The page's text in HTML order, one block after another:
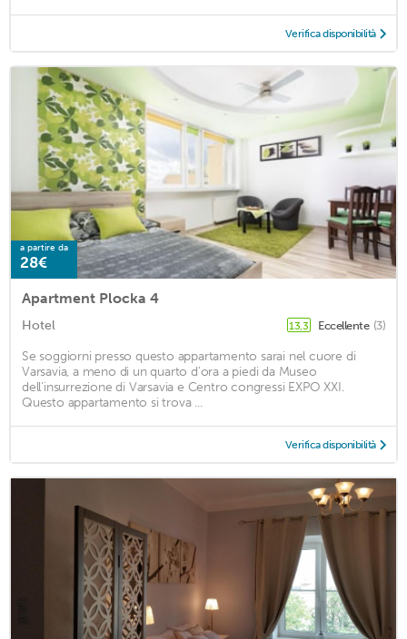
Verifica disponibilità
a partire da
28€
Apartment Plocka 4
Hotel 13,3 Eccellente (3)
Se soggiorni presso questo appartamento sarai nel cuore di
Varsavia, a meno di un quarto d'ora a piedi da Museo
dell'insurrezione di Varsavia e Centro congressi EXPO XXI.
Questo appartamento si trova ...
Verifica disponibilità